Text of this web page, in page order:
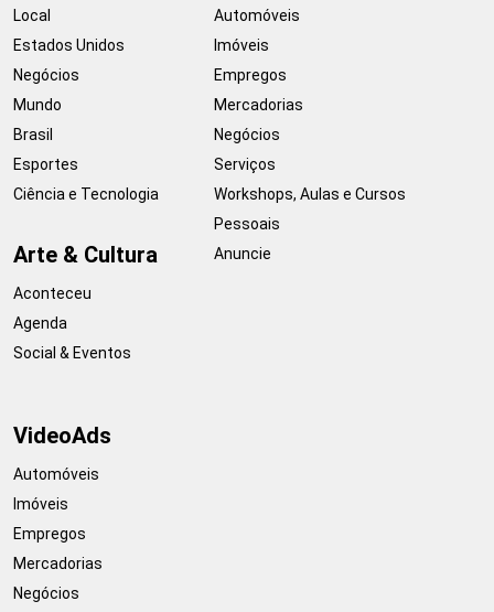
Local
Estados Unidos
Negócios
Mundo
Brasil
Esportes
Ciência e Tecnologia
Arte & Cultura
Aconteceu
Agenda
Social & Eventos
Automóveis
Imóveis
Empregos
Mercadorias
Negócios
Serviços
Workshops, Aulas e Cursos
Pessoais
Anuncie
VideoAds
Automóveis
Imóveis
Empregos
Mercadorias
Negócios